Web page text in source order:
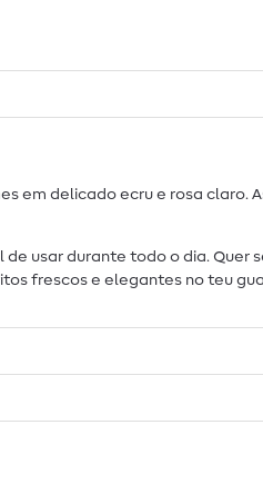
em delicado ecru e rosa claro.
usar durante todo o dia.
frescos e elegantes no teu